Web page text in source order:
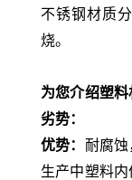
不锈钢材质
烧。
为您介绍塑
劣势：
优势： 耐腐
生产中塑料内